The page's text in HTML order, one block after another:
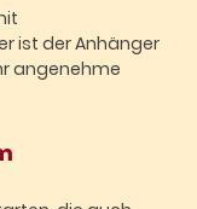
ist der Anhänger
angenehme